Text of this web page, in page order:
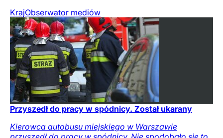
KrajObserwator mediów
Przyszedł do pracy w spódnicy. Został ukarany
Kierowca autobusu miejskiego w Warszawie